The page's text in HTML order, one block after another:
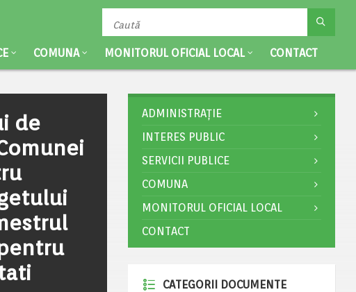
COMUNA MONITORUL OFICIAL LOCAL CONTACT
de
ADMINISTRAȚIE
INTERES PUBLIC
SERVICII PUBLICE
COMUNA
MONITORUL OFICIAL LOCAL
CONTACT
CATEGORII DOCUMENTE